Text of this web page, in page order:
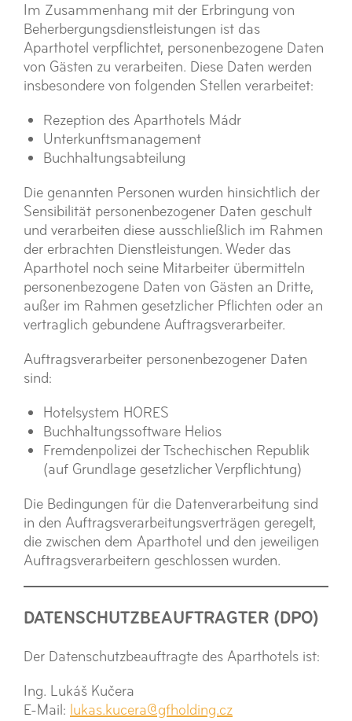
Im Zusammenhang mit der Erbringung von
Beherbergungsdienstleistungen ist das
Aparthotel verpflichtet, personenbezogene Daten
von Gästen zu verarbeiten. Diese Daten werden
insbesondere von folgenden Stellen verarbeitet:
Rezeption des Aparthotels Mádr
Unterkunftsmanagement
Buchhaltungsabteilung
Die genannten Personen wurden hinsichtlich der
Sensibilität personenbezogener Daten geschult
und verarbeiten diese ausschließlich im Rahmen
der erbrachten Dienstleistungen. Weder das
Aparthotel noch seine Mitarbeiter übermitteln
personenbezogene Daten von Gästen an Dritte,
außer im Rahmen gesetzlicher Pflichten oder an
vertraglich gebundene Auftragsverarbeiter.
Auftragsverarbeiter personenbezogener Daten
sind:
Hotelsystem HORES
Buchhaltungssoftware Helios
Fremdenpolizei der Tschechischen Republik
(auf Grundlage gesetzlicher Verpflichtung)
Die Bedingungen für die Datenverarbeitung sind
in den Auftragsverarbeitungsverträgen geregelt,
die zwischen dem Aparthotel und den jeweiligen
Auftragsverarbeitern geschlossen wurden.
DATENSCHUTZBEAUFTRAGTER (DPO)
Der Datenschutzbeauftragte des Aparthotels ist:
Ing. Lukáš Kučera
E-Mail: lukas.kucera@gfholding.cz